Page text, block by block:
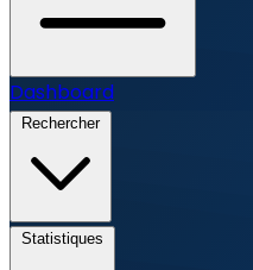
Dashboard
Rechercher
Statistiques